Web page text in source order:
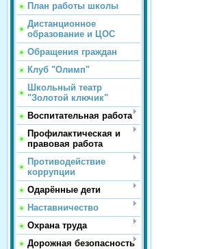
План работы школы
Дистанционное
образование и ЦОС
Обращения граждан
Клуб "Олимп"
Школьный театр
"Золотой ключик"
Воспитательная работа
Профилактическая и
правовая работа
Противодействие
коррупции
Одарённые дети
Наставничество
Охрана труда
Дорожная безопасность